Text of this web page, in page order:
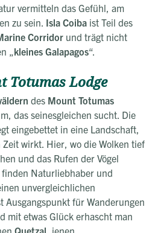
vermitteln das Gefühl, am
zu sein. Isla Coiba ist Teil des
Corridor und trägt nicht
„ kleines Galapagos“.
Totumas Lodge
des Mount Totumas
das seinesgleichen sucht. Die
eingebettet in eine Landschaft,
wirkt. Hier, wo die Wolken tief
und das Rufen der Vögel
Naturliebhaber und
unvergleichlichen
Ausgangspunkt für Wanderungen
mit etwas Glück erhascht man
Quetzal , jenen